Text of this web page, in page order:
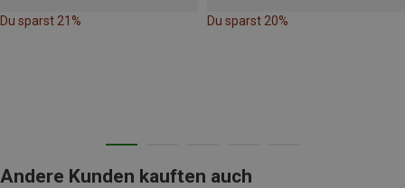
Du sparst 21% Du sparst 20%
Andere Kunden kauften auch